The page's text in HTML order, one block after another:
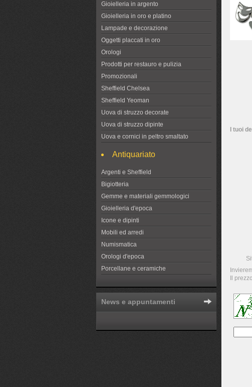
Gioielleria in argento
Gioielleria in oro e platino
Lampade e decorazione
Oggetti placcati in oro
Orologi
Prodotti per restauro e pulizia
Promozionali
Sheffield Chelsea
Sheffield Yeoman
Uova di struzzo decorate
Uova di struzzo dipinte
Uova e cornici in peltro smaltato
Antiquariato
Argenti e Sheffield
Bigiotteria
Gemme e materiali gemmologici
Gioielleria d'epoca
Icone e dipinti
Mobili ed arredi
Numismatica
Orologi d'epoca
Porcellane e ceramiche
News e appuntamenti
I tuoi
Il